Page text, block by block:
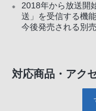
※
2018年から放送開
送」を受信する機
今後発売される別
対応商品・アク